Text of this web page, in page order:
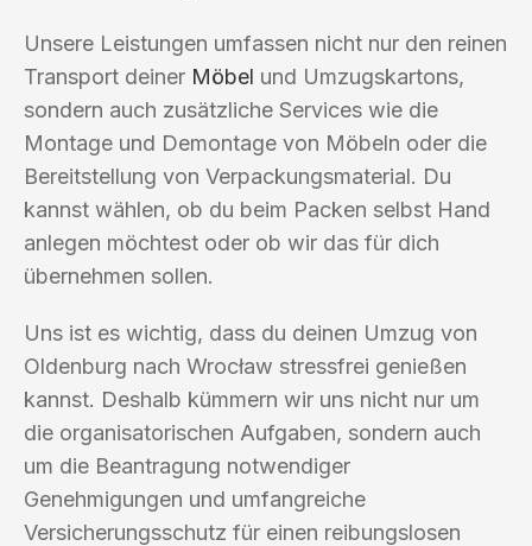
Unsere Leistungen umfassen nicht nur den reinen
Transport deiner Möbel und Umzugskartons,
sondern auch zusätzliche Services wie die
Montage und Demontage von Möbeln oder die
Bereitstellung von Verpackungsmaterial. Du
kannst wählen, ob du beim Packen selbst Hand
anlegen möchtest oder ob wir das für dich
übernehmen sollen.
Uns ist es wichtig, dass du deinen Umzug von
Oldenburg nach Wrocław stressfrei genießen
kannst. Deshalb kümmern wir uns nicht nur um
die organisatorischen Aufgaben, sondern auch
um die Beantragung notwendiger
Genehmigungen und umfangreiche
Versicherungsschutz für einen reibungslosen